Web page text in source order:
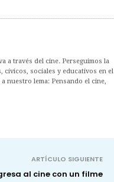
a través del cine. Perseguimos la
cívicos, sociales y educativos en el
nuestro lema: Pensando el cine,
ARTÍCULO SIGUIENTE
al cine con un filme